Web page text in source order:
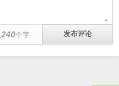
240个字